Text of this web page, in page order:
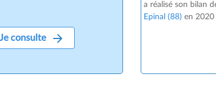
Je consulte
a réalisé son bilan
Epinal (88) en 2020